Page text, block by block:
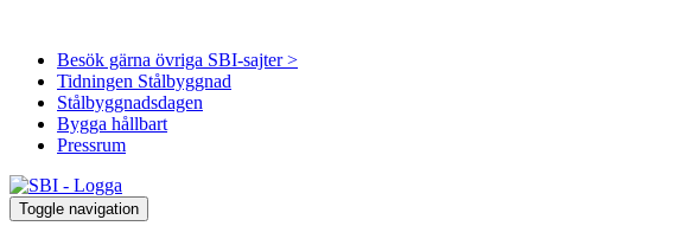
Besök gärna övriga SBI-sajter >
Tidningen Stålbyggnad
Stålbyggnadsdagen
Bygga hållbart
Pressrum
Toggle navigation